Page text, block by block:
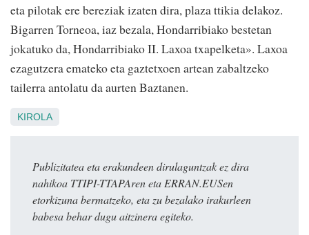
eta pilotak ere bereziak izaten dira, plaza ttikia delakoz.
Bigarren Torneoa, iaz bezala, Hondarribiako bestetan
jokatuko da, Hondarribiako II. Laxoa txapelketa». Laxoa
ezagutzera emateko eta gaztetxoen artean zabaltzeko
tailerra antolatu da aurten Baztanen.
KIROLA
Publizitatea eta erakundeen dirulaguntzak ez dira
nahikoa TTIPI-TTAPAren eta ERRAN.EUSen
etorkizuna bermatzeko, eta zu bezalako irakurleen
babesa behar dugu aitzinera egiteko.